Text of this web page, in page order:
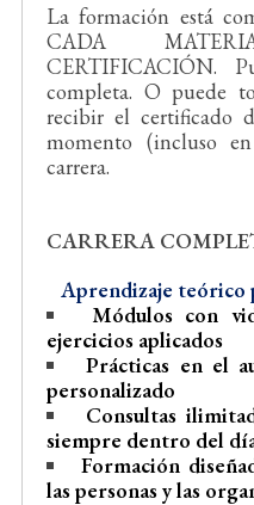
La formación está
CADA
CERTIFICACIÓN.
completa. O puede
recibir el certificado
momento (incluso
carrera.
CARRERA
Aprendizaje teórico
Módulos con
ejercicios aplicados
Prácticas en el
personalizado
Consultas
siempre dentro del
Formación
las personas y las